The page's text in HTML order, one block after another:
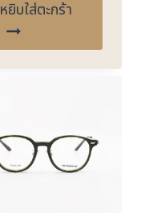
หยิบใส่ตะกร้า